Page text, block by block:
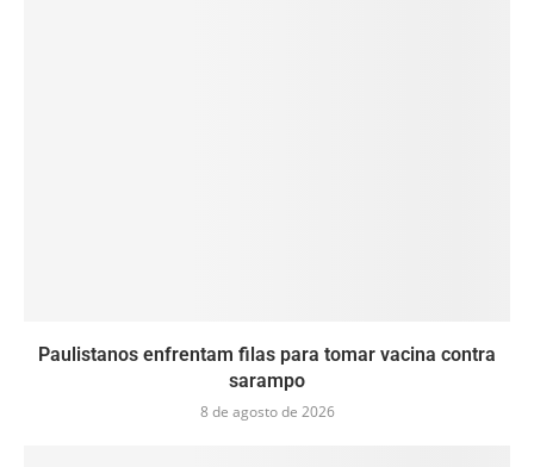
Paulistanos enfrentam filas para tomar vacina contra
sarampo
8 de agosto de 2026